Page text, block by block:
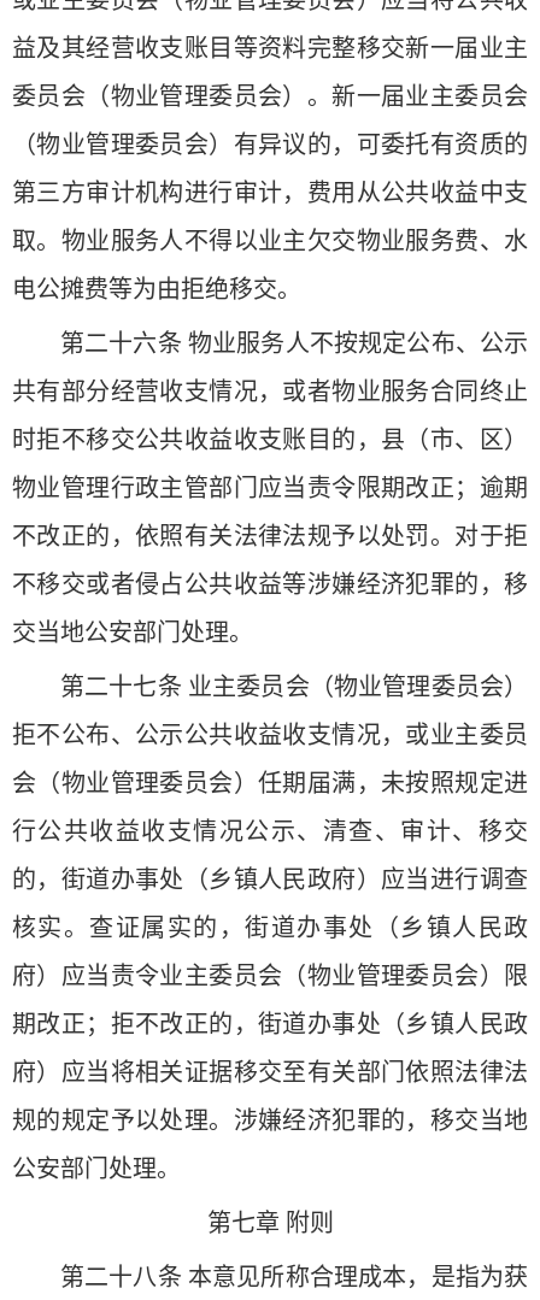
益及其经营收支账目等资料完整移交新一届业主
委员会（物业管理委员会）。新一届业主委员会
（物业管理委员会）有异议的，可委托有资质的
第三方审计机构进行审计，费用从公共收益中支
取。物业服务人不得以业主欠交物业服务费、水
电公摊费等为由拒绝移交。
第二十六条 物业服务人不按规定公布、公示
共有部分经营收支情况，或者物业服务合同终止
时拒不移交公共收益收支账目的，县（市、区）
物业管理行政主管部门应当责令限期改正；逾期
不改正的，依照有关法律法规予以处罚。对于拒
不移交或者侵占公共收益等涉嫌经济犯罪的，移
交当地公安部门处理。
第二十七条 业主委员会（物业管理委员会）
拒不公布、公示公共收益收支情况，或业主委员
会（物业管理委员会）任期届满，未按照规定进
行公共收益收支情况公示、清查、审计、移交
的，街道办事处（乡镇人民政府）应当进行调查
核实。查证属实的，街道办事处（乡镇人民政
府）应当责令业主委员会（物业管理委员会）限
期改正；拒不改正的，街道办事处（乡镇人民政
府）应当将相关证据移交至有关部门依照法律法
规的规定予以处理。涉嫌经济犯罪的，移交当地
公安部门处理。
第七章 附则
第二十八条 本意见所称合理成本，是指为获